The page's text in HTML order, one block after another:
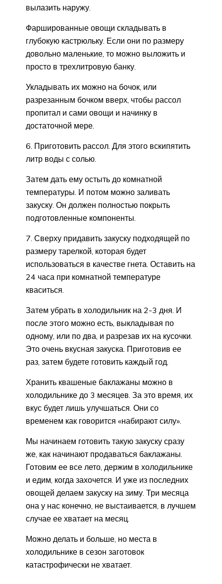
вылазить наружу.
Фаршированные овощи складывать в
глубокую кастрюльку. Если они по размеру
довольно маленькие, то можно выложить и
просто в трехлитровую банку.
Укладывать их можно на бочок, или
разрезанным бочком вверх, чтобы рассол
пропитал и сами овощи и начинку в
достаточной мере.
6. Приготовить рассол. Для этого вскипятить
литр воды с солью.
Затем дать ему остыть до комнатной
температуры. И потом можно заливать
закуску. Он должен полностью покрыть
подготовленные компоненты.
7. Сверху придавить закуску подходящей по
размеру тарелкой, которая будет
использоваться в качестве гнета. Оставить на
24 часа при комнатной температуре
кваситься.
Затем убрать в холодильник на 2-3 дня. И
после этого можно есть, выкладывая по
одному, или по два, и разрезав их на кусочки.
Это очень вкусная закуска. Приготовив ее
раз, затем будете готовить каждый год.
Хранить квашеные баклажаны можно в
холодильнике до 3 месяцев. За это время, их
вкус будет лишь улучшаться. Они со
временем как говорится «набирают силу».
Мы начинаем готовить такую закуску сразу
же, как начинают продаваться баклажаны.
Готовим ее все лето, держим в холодильнике
и едим, когда захочется. И уже из последних
овощей делаем закуску на зиму. Три месяца
она у нас конечно, не выстаивается, в лучшем
случае ее хватает на месяц.
Можно делать и больше, но места в
холодильнике в сезон заготовок
катастрофически не хватает.